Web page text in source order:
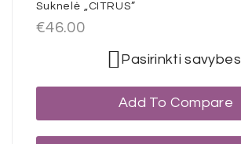
Suknelė „CITRUS”
€46.00
Pasirinkti savybes
Add To Compare